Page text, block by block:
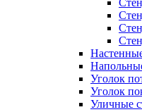
Уголок
Уголок
Уличные